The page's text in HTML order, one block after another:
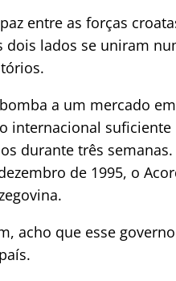
entre as forças
dois lados se uniram
a um mercado
internacional
durante três
de 1995, o
acho que esse